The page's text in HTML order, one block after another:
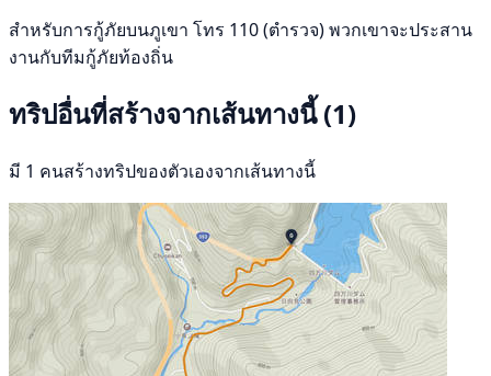
สำหรับการกู้ภัยบนภูเขา โทร 110 (ตำรวจ) พวกเขาจะประสาน
งานกับทีมกู้ภัยท้องถิ่น
ทริปอื่นที่สร้างจากเส้นทางนี้(1)
มี 1 คนสร้างทริปของตัวเองจากเส้นทางนี้